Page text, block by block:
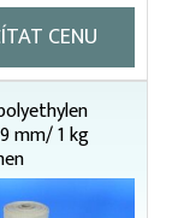
CENU
mm/ 1 kg